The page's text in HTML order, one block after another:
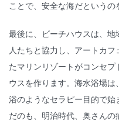
ことで、安全な海だというの
最後に、ビーチハウスは、
人たちと協力し、アートカ
たマリンリゾートがコンセ
ウスを作ります。海水浴場
浴のようなセラピー目的で
だのも、明治時代、奥さん